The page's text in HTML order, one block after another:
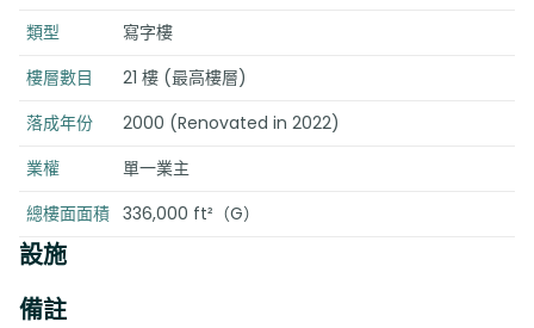
類型
寫字樓
樓層數目
21 樓 (最高樓層)
落成年份
2000 (Renovated in 2022)
業權
單一業主
總樓面面積 336,000 ft²（G）
設施
備註